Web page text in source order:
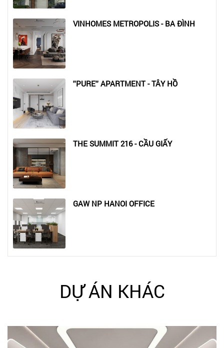
VINHOMES METROPOLIS - BA ĐÌNH
''PURE'' APARTMENT - TÂY HỒ
THE SUMMIT 216 - CẦU GIẤY
GAW NP HANOI OFFICE
DỰ ÁN KHÁC